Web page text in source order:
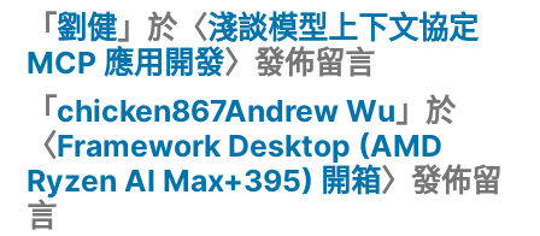
「 劉健」於〈淺談模型上下文協定
MCP 應用開發〉發佈留言
「 chicken867Andrew Wu 」於
〈Framework Desktop (AMD
Ryzen AI Max+395) 開箱〉發佈留
言